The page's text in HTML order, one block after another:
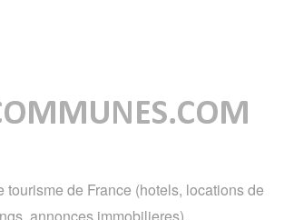
tourisme de France (hotels, locations de
annonces immobilieres).